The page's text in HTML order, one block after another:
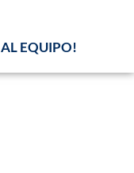
EQUIPO!